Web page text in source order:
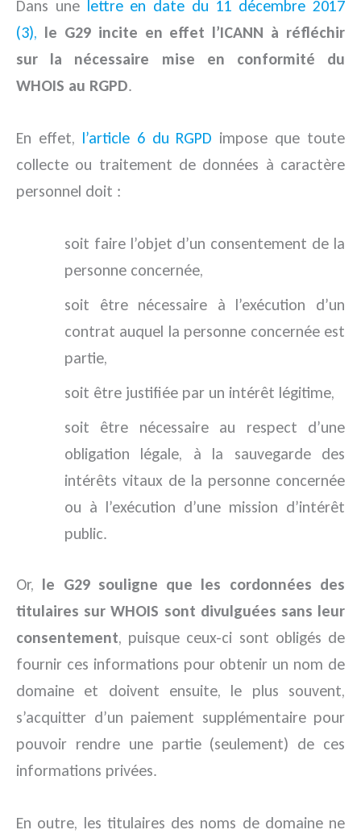
Dans une lettre en date du 11 décembre 2017
(3), le G29 incite en effet l’ICANN à réfléchir
sur la nécessaire mise en conformité du
WHOIS au RGPD.
En effet, l’article 6 du RGPD impose que toute
collecte ou traitement de données à caractère
personnel doit :
soit faire l’objet d’un consentement de la
personne concernée,
soit être nécessaire à l’exécution d’un
contrat auquel la personne concernée est
partie,
soit être justifiée par un intérêt légitime,
soit être nécessaire au respect d’une
obligation légale, à la sauvegarde des
intérêts vitaux de la personne concernée
ou à l’exécution d’une mission d’intérêt
public.
Or, le G29 souligne que les cordonnées des
titulaires sur WHOIS sont divulguées sans leur
consentement, puisque ceux-ci sont obligés de
fournir ces informations pour obtenir un nom de
domaine et doivent ensuite, le plus souvent,
s’acquitter d’un paiement supplémentaire pour
pouvoir rendre une partie (seulement) de ces
informations privées.
En outre, les titulaires des noms de domaine ne